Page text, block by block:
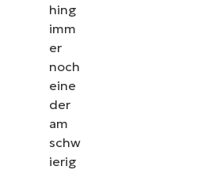
hing
imm
er
noch
eine
der
am
schw
ierig